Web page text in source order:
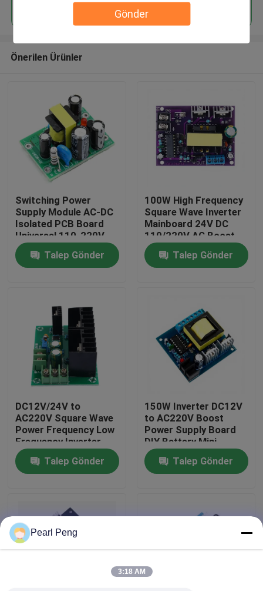
Gönder
Ana Sayfa
Hakkımızda
Fabrika turu
Bizimle İletişim
Haberler
Blog
Önerilen Ürünler
Switching Power
Supply Module AC-DC
Isolated PCB Board
Universal 110-220V
Input Dual Output 12V
0.5A + 5V Compact
Talep Gönder
100W High Frequency
Square Wave Inverter
Mainboard 24V DC
110/220V AC Boost
Converter Module
Compact Power
Supply AC-DC
Talep Gönder
DC12V/24V to
AC220V Square Wave
Power Frequency Low
Frequency Inverter
Drive Board 300W
Boost Module
Talep Gönder
150W Inverter DC12V
to AC220V Boost
Power Supply Board
DIY Battery Mini
Inverter Module
Talep Gönder
Pearl Peng
3:18 AM